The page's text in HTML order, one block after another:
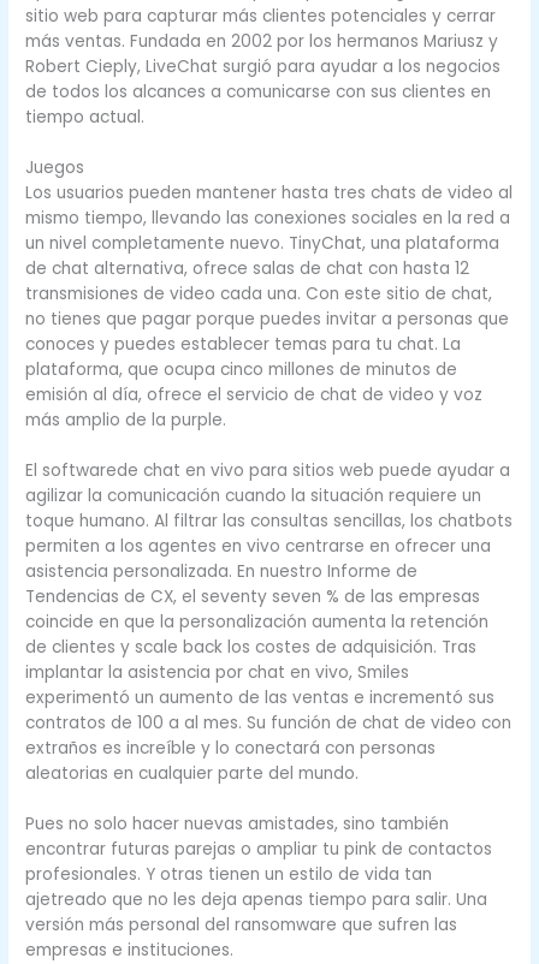
sitio web para capturar más clientes potenciales y cerrar
más ventas. Fundada en 2002 por los hermanos Mariusz y
Robert Cieply, LiveChat surgió para ayudar a los negocios
de todos los alcances a comunicarse con sus clientes en
tiempo actual.
Juegos
Los usuarios pueden mantener hasta tres chats de video al
mismo tiempo, llevando las conexiones sociales en la red a
un nivel completamente nuevo. TinyChat, una plataforma
de chat alternativa, ofrece salas de chat con hasta 12
transmisiones de video cada una. Con este sitio de chat,
no tienes que pagar porque puedes invitar a personas que
conoces y puedes establecer temas para tu chat. La
plataforma, que ocupa cinco millones de minutos de
emisión al día, ofrece el servicio de chat de video y voz
más amplio de la purple.
El softwarede chat en vivo para sitios web puede ayudar a
agilizar la comunicación cuando la situación requiere un
toque humano. Al filtrar las consultas sencillas, los chatbots
permiten a los agentes en vivo centrarse en ofrecer una
asistencia personalizada. En nuestro Informe de
Tendencias de CX, el seventy seven % de las empresas
coincide en que la personalización aumenta la retención
de clientes y scale back los costes de adquisición. Tras
implantar la asistencia por chat en vivo, Smiles
experimentó un aumento de las ventas e incrementó sus
contratos de 100 a al mes. Su función de chat de video con
extraños es increíble y lo conectará con personas
aleatorias en cualquier parte del mundo.
Pues no solo hacer nuevas amistades, sino también
encontrar futuras parejas o ampliar tu pink de contactos
profesionales. Y otras tienen un estilo de vida tan
ajetreado que no les deja apenas tiempo para salir. Una
versión más personal del ransomware que sufren las
empresas e instituciones.